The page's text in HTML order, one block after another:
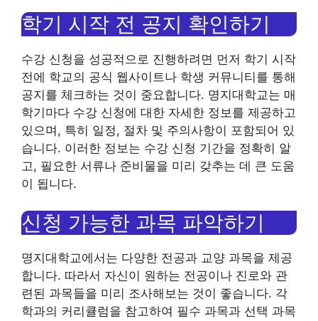
학기 시작 전 공지 확인하기
수강 신청을 성공적으로 진행하려면 먼저 학기 시작
전에 학교의 공식 웹사이트나 학생 커뮤니티를 통해
공지를 체크하는 것이 중요합니다. 명지대학교는 매
학기마다 수강 신청에 대한 자세한 정보를 제공하고
있으며, 특히 일정, 절차 및 주의사항이 포함되어 있
습니다. 이러한 정보는 수강 신청 기간을 정확히 알
고, 필요한 서류나 준비물을 미리 갖추는 데 큰 도움
이 됩니다.
신청 가능한 과목 파악하기
명지대학교에서는 다양한 전공과 교양 과목을 제공
합니다. 따라서 자신이 원하는 전공이나 진로와 관
련된 과목들을 미리 조사해보는 것이 좋습니다. 각
학과의 커리큘럼을 참고하여 필수 과목과 선택 과목